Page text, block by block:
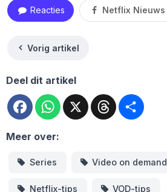
Reacties Netflix Nieuws
Vorig artikel
Deel dit artikel
FacebookWhatsApp
X Threads
Meer over:
Series Video on demand
Netflix-tips VOD-tips